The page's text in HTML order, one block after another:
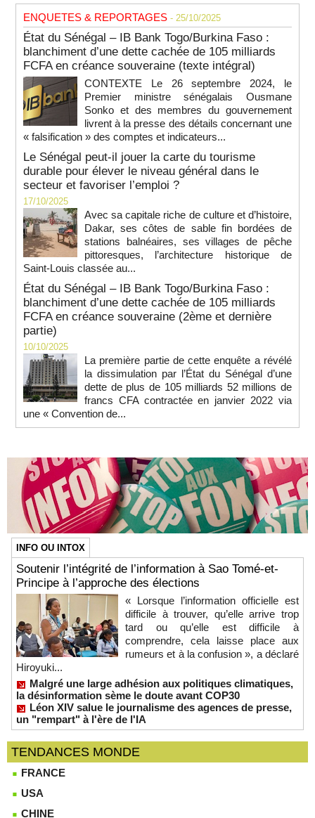
ENQUETES & REPORTAGES - 25/10/2025
État du Sénégal – IB Bank Togo/Burkina Faso :
blanchiment d’une dette cachée de 105 milliards
FCFA en créance souveraine (texte intégral)
CONTEXTE Le 26 septembre 2024, le
Premier ministre sénégalais Ousmane
Sonko et des membres du gouvernement
livrent à la presse des détails concernant une
« falsification » des comptes et indicateurs...
Le Sénégal peut-il jouer la carte du tourisme
durable pour élever le niveau général dans le
secteur et favoriser l’emploi ?
17/10/2025
Avec sa capitale riche de culture et d’histoire,
Dakar, ses côtes de sable fin bordées de
stations balnéaires, ses villages de pêche
pittoresques, l’architecture historique de
Saint-Louis classée au...
État du Sénégal – IB Bank Togo/Burkina Faso :
blanchiment d’une dette cachée de 105 milliards
FCFA en créance souveraine (2ème et dernière
partie)
10/10/2025
La première partie de cette enquête a révélé
la dissimulation par l’État du Sénégal d’une
dette de plus de 105 milliards 52 millions de
francs CFA contractée en janvier 2022 via
une « Convention de...
INFO OU INTOX
Soutenir l’intégrité de l’information à Sao Tomé-et-
Principe à l’approche des élections
« Lorsque l’information officielle est
difficile à trouver, qu’elle arrive trop
tard ou qu’elle est difficile à
comprendre, cela laisse place aux
rumeurs et à la confusion », a déclaré
Hiroyuki...
Malgré une large adhésion aux politiques climatiques,
la désinformation sème le doute avant COP30
Léon XIV salue le journalisme des agences de presse,
un "rempart" à l'ère de l'IA
TENDANCES MONDE
FRANCE
USA
CHINE